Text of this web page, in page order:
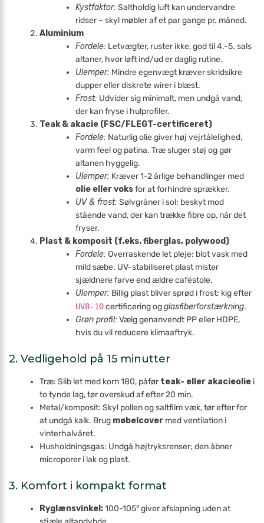
Kystfaktor: Saltholdig luft kan under­vandre
ridser – skyl møbler af et par gange pr. måned.
Aluminium
Fordele: Letvægter, ruster ikke, god til 4.-5. sals
altaner, hvor løft ind/ud er daglig rutine.
Ulemper: Mindre egenvægt kræver skridsikre
dupper eller diskrete wirer i blæst.
Frost: Udvider sig minimalt, men undgå vand,
der kan fryse i hulprofiler.
Teak & akacie (FSC/FLEGT-certificeret)
Fordele: Naturlig olie giver høj vejr­tålelighed,
varm feel og patina. Træ sluger støj og gør
altanen hyggelig.
Ulemper: Kræver 1-2 årlige behandlinger med
olie eller voksfor at forhindre sprækker.
UV & frost: Sølvgråner i sol; beskyt mod
stående vand, der kan trække fibre op, når det
fryser.
Plast & komposit (f.eks. fiberglas, poly­wood)
Fordele: Overraskende let pleje: blot vask med
mild sæbe. UV-stabiliseret plast mister
sjældnere farve end ældre caféstole.
Ulemper: Billig plast bliver sprød i frost; kig efter
UV8-10certificering ogglasfiberforstærkning.
Grøn profil: Vælg genanvendt PP eller HDPE,
hvis du vil reducere klimaaftryk.
2. Vedligehold på 15 minutter
Træ: Slib let med korn 180, påførteak- eller akacieolie i
to tynde lag, tør overskud af efter 20 min.
Metal/komposit: Skyl pollen og saltfilm væk, tør efter for
at undgå kalk. Brug møbelcover med ventilation i
vinterhalvåret.
Husholdningsgas: Undgå højtryksrenser; den åbner
micro­porer i lak og plast.
3. Komfort i kompakt format
Ryglænsvinkel:100-105° giver afslapning uden at